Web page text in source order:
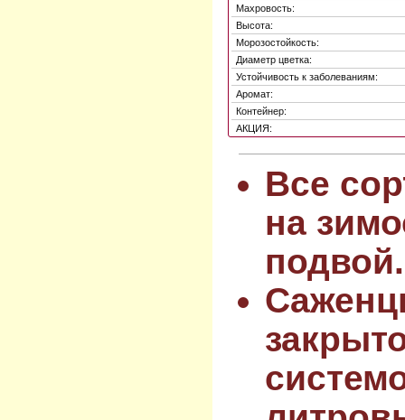
Махровость:
Высота:
Морозостойкость:
Диаметр цветка:
Устойчивость к заболеваниям:
Аромат:
Контейнер:
АКЦИЯ:
Все
на
подвой.